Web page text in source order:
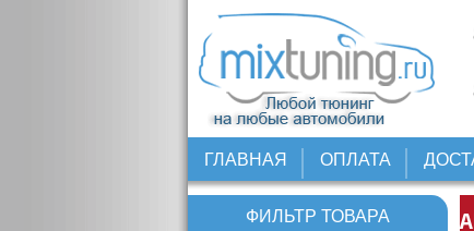
ГЛАВНАЯ ОПЛАТА
ФИЛЬТР ТОВАРА